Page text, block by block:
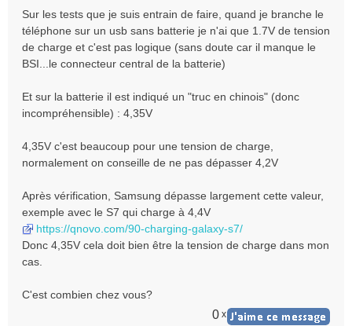
Sur les tests que je suis entrain de faire, quand je branche le
téléphone sur un usb sans batterie je n'ai que 1.7V de tension
de charge et c'est pas logique (sans doute car il manque le
BSI...le connecteur central de la batterie)
Et sur la batterie il est indiqué un "truc en chinois" (donc
incompréhensible) : 4,35V
4,35V c'est beaucoup pour une tension de charge,
normalement on conseille de ne pas dépasser 4,2V
Après vérification, Samsung dépasse largement cette valeur,
exemple avec le S7 qui charge à 4,4V
https://qnovo.com/90-charging-galaxy-s7/
Donc 4,35V cela doit bien être la tension de charge dans mon
cas.
C'est combien chez vous?
0 x